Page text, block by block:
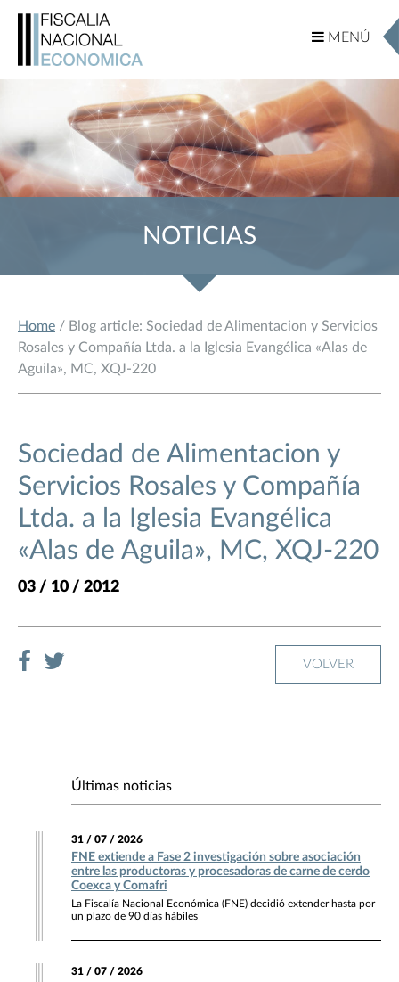
MENÚ
MENÚ
NOTICIAS
Home / Blog article: Sociedad de Alimentacion y Servicios
Rosales y Compañía Ltda. a la Iglesia Evangélica «Alas de
Aguila», MC, XQJ-220
Sociedad de Alimentacion y
Servicios Rosales y Compañía
Ltda. a la Iglesia Evangélica
«Alas de Aguila», MC, XQJ-220
03 / 10 / 2012
VOLVER
Últimas noticias
31 / 07 / 2026
FNE extiende a Fase 2 investigación sobre asociación
entre las productoras y procesadoras de carne de cerdo
Coexca y Comafri
La Fiscalía Nacional Económica (FNE) decidió extender hasta por
un plazo de 90 días hábiles
31 / 07 / 2026